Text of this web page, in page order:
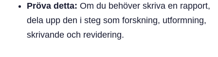
Pröva detta: Om du behöver skriva en rapport,
dela upp den i steg som forskning, utformning,
skrivande och revidering.